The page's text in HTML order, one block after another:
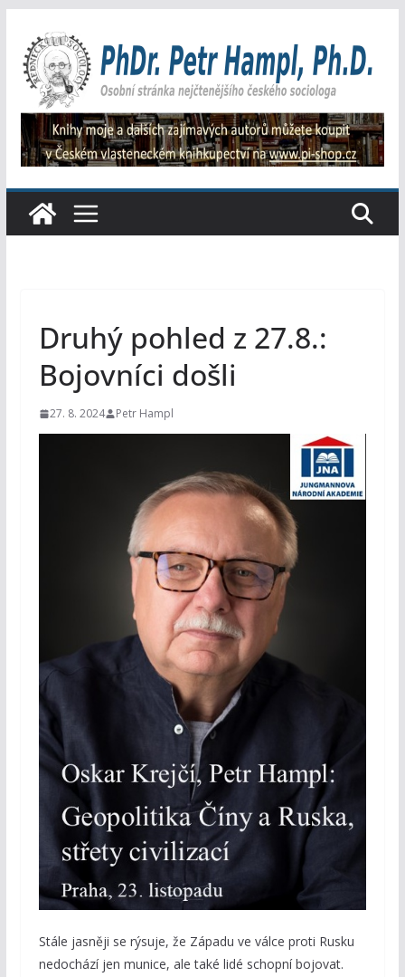
obsah
Druhý pohled z 27.8.:
Bojovníci došli
27. 8. 2024 Petr Hampl
Stále jasněji se rýsuje, že Západu ve válce proti Rusku
nedochází jen munice, ale také lidé schopní bojovat.